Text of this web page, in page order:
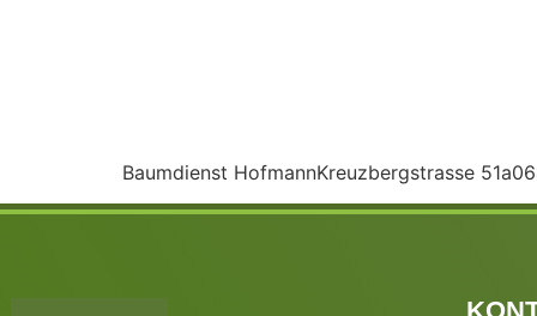
Baumdienst HofmannKreuzbergstrasse